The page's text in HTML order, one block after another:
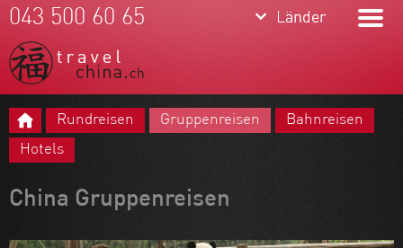
Meine Favoriten
Team
Über uns
Feedbacks
keyboard_arrow_down Länder
Mongolei
keyboard_arrow_down Länder
043 500 60 65
Rundreisen Gruppenreisen
Bahnreisen
Hotels
China Gruppenreisen